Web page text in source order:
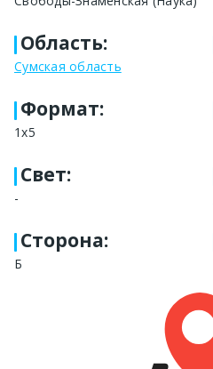
Область:
Сумская область
Формат:
1x5
Свет:
-
Сторона:
Б